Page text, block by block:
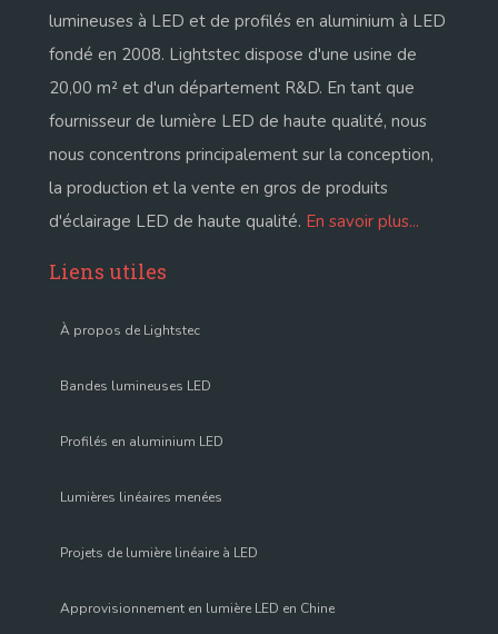
lumineuses à LED et de profilés en aluminium à LED
fondé en 2008. Lightstec dispose d'une usine de
20,00 m² et d'un département R&D. En tant que
fournisseur de lumière LED de haute qualité, nous
nous concentrons principalement sur la conception,
la production et la vente en gros de produits
d'éclairage LED de haute qualité. En savoir plus...
Liens utiles
À propos de Lightstec
Bandes lumineuses LED
Profilés en aluminium LED
Lumières linéaires menées
Projets de lumière linéaire à LED
Approvisionnement en lumière LED en Chine